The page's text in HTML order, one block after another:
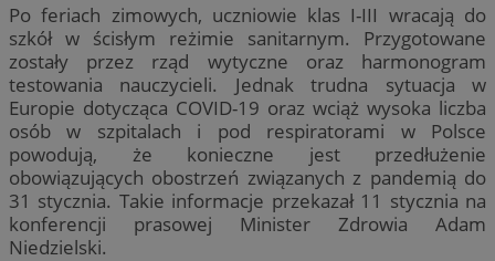
Po feriach zimowych, uczniowie klas I-III wracają do
szkół w ścisłym reżimie sanitarnym. Przygotowane
zostały przez rząd wytyczne oraz harmonogram
testowania nauczycieli. Jednak trudna sytuacja w
Europie dotycząca COVID-19 oraz wciąż wysoka liczba
osób w szpitalach i pod respiratorami w Polsce
powodują, że konieczne jest przedłużenie
obowiązujących obostrzeń związanych z pandemią do
31 stycznia. Takie informacje przekazał 11 stycznia na
konferencji prasowej Minister Zdrowia Adam
Niedzielski.